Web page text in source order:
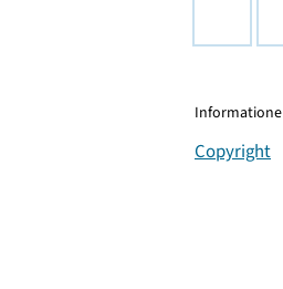
Copyright